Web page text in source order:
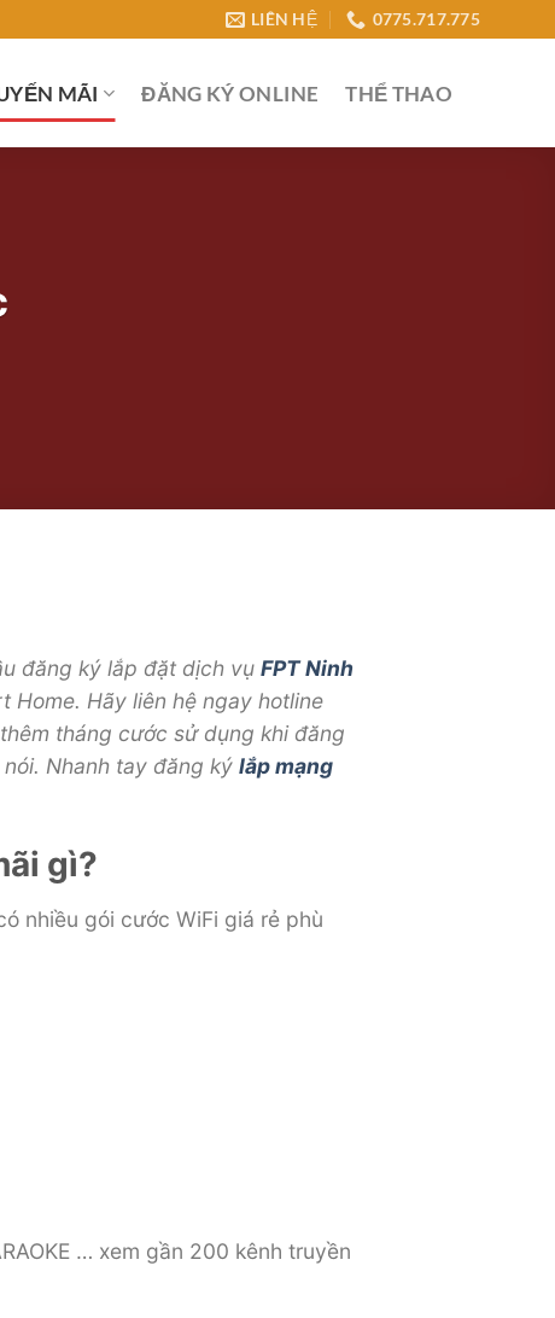
LIÊN HỆ 0775.717.775
MÃI ĐĂNG KÝ ONLINE THỂ THAO
đăng ký lắp đặt dịch vụFPT Ninh
Home. Hãy liên hệ ngay hotline
tháng cước sử dụng khi đăng
Nhanh tay đăng kýlắp mạng
gì?
nhiều gói cước WiFi giá rẻ phù
… xem gần 200 kênh truyền